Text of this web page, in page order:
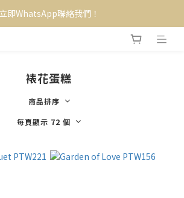
立即WhatsApp聯絡我們！
裱花蛋糕
商品排序
每頁顯示 72 個